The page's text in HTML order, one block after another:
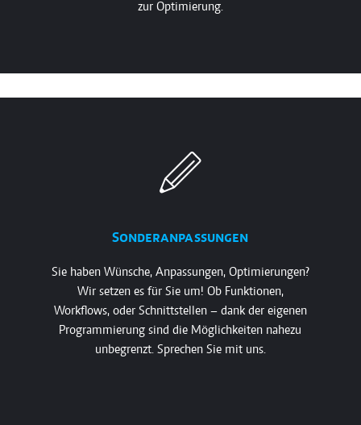
zur Optimierung.
Sonderanpassungen
Sie haben Wünsche, Anpassungen, Optimierungen?
Wir setzen es für Sie um! Ob Funktionen,
Workflows, oder Schnittstellen – dank der eigenen
Programmierung sind die Möglichkeiten nahezu
unbegrenzt. Sprechen Sie mit uns.